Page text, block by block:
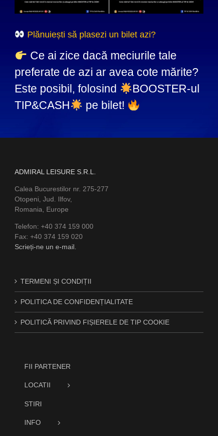
Plănuiești să plasezi un bilet azi?
Ce ai zice dacă meciurile tale
preferate de azi ar avea cote mărite?
Este posibil, folosind
BOOSTER-ul
TIP&CASH
pe bilet!
ADMIRAL LEISURE S.R.L.
Calea Bucurestilor nr. 275-277
Otopeni, Jud. Ilfov,
Romania, Europe
Telefon: +40 374 159 000
Fax: +40 374 159 020
Scrieți-ne un e-mail.
TERMENI ȘI CONDIȚII
POLITICA DE CONFIDENȚIALITATE
POLITICĂ PRIVIND FIȘIERELE DE TIP COOKIE
FII PARTENER
LOCATII
STIRI
INFO